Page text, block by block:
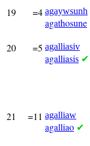
19 =4 agaywsunh
agathosune
20 =5 agalliasiv
agalliasis ✔
21 =11 agalliaw
agalliao ✔